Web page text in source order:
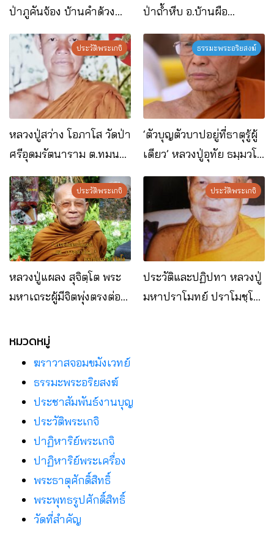
ป่าภูคันจ้อง บ้านคำด้วง
อ.บ้านผือ จ.อุดรธานี
ป่าถ้ำหีบ อ.บ้านผือ
จ.อุดรธานี
ประวัติพระเกจิ
หลวงปู่สว่าง โอภาโส วัดป่า
ศรีอุดมรัตนาราม ต.ทมนา
งาม อ.โนนสะอาด
จ.อุดรธานี
ธรรมะพระอริยสงฆ์
‘ตัวบุญตัวบาปอยู่ที่ธาตุรู้ผู้
เดียว’ หลวงปู่อุทัย ธมฺมวโร
วัดภูย่าอู่
ประวัติพระเกจิ
หลวงปู่แผลง สุจิตฺโต พระ
มหาเถระผู้มีจิตพุ่งตรงต่อ
ประวัติพระเกจิ
ประวัติและปฏิปทา หลวงปู่
มหาปราโมทย์ ปราโมชฺโช
หมวดหมู่
ฆราวาสจอมขมังเวทย์
ธรรมะพระอริยสงฆ์
ประชาสัมพันธ์งานบุญ
ประวัติพระเกจิ
ปาฏิหาริย์พระเกจิ
ปาฏิหาริย์พระเครื่อง
พระธาตุศักดิ์สิทธิ์
พระพุทธรูปศักดิ์สิทธิ์
วัดที่สําคัญ